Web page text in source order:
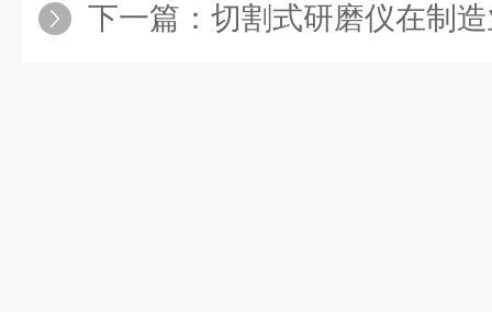
下一篇： 切割式研磨仪在制